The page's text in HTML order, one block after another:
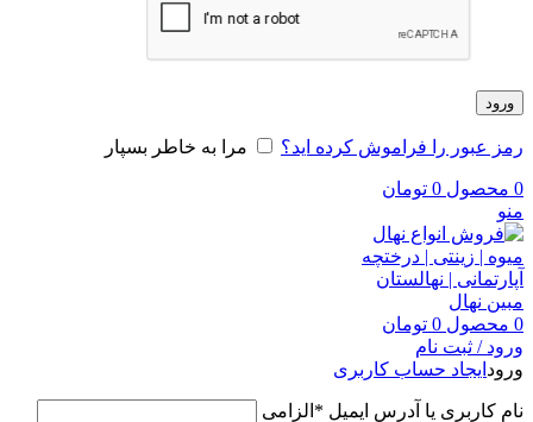
ورود
رمز عبور را فراموش کرده اید؟ مرا به خاطر بسپار
0 محصول 0 تومان
منو
0 محصول 0 تومان
ورود / ثبت نام
ورود ایجاد حساب کاربری
نام کاربری یا آدرس ایمیل * الزامی